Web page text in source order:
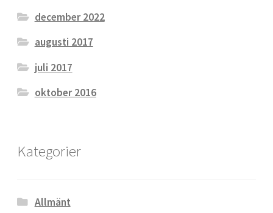
december 2022
augusti 2017
juli 2017
oktober 2016
Kategorier
Allmänt